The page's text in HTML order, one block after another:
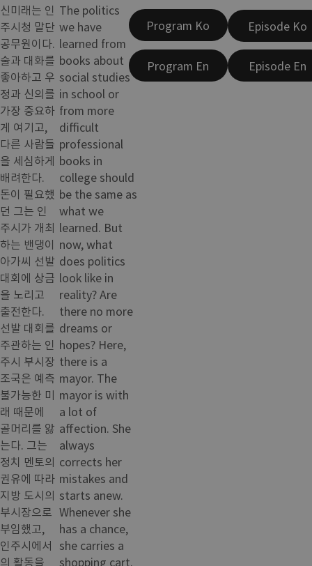
신미래는 인
주시청 말단
공무원이다.
술과 대화를
좋아하고 우
정과 신의를
가장 중요하
게 여기고,
다른 사람들
을 세심하게
배려한다.
돈이 필요했
던 그는 인
주시가 개최
하는 밴댕이
아가씨 선발
대회에 상금
을 노리고
출전한다.
선발 대회를
주관하는 인
주시 부시장
조국은 예측
불가능한 미
래 때문에
골머리를 앓
는다. 그는
정치 멘토의
권유에 따라
지방 도시의
부시장으로
부임했고,
인주시에서
의 활동을
The politics
we have
learned from
books about
social studies
in school or
from more
difficult
professional
books in
college should
be the same as
what we
learned. But
now, what
does politics
look like in
reality? Are
there no more
dreams or
hopes? Here,
there is a
mayor. The
mayor is with
a lot of
affection. She
always
corrects her
mistakes and
starts anew.
Whenever she
has a chance,
she carries a
shopping cart.
Program Ko
Program En
Episode Ko
Episode En